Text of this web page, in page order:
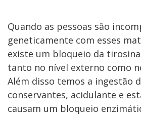
Quando as pessoas são
geneticamente com esses
existe um bloqueio da
tanto no nível externo como
Além disso temos a ingestão
conservantes, acidulante e
causam um bloqueio